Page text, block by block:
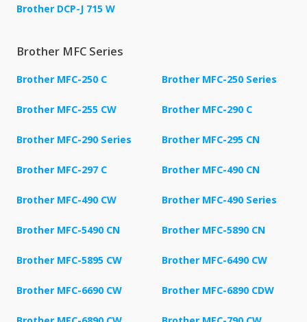
Brother DCP-J 715 W
Brother MFC Series
Brother MFC-250 C Brother MFC-250 Series
Brother MFC-255 CW Brother MFC-290 C
Brother MFC-290 Series Brother MFC-295 CN
Brother MFC-297 C Brother MFC-490 CN
Brother MFC-490 CW Brother MFC-490 Series
Brother MFC-5490 CN Brother MFC-5890 CN
Brother MFC-5895 CW Brother MFC-6490 CW
Brother MFC-6690 CW Brother MFC-6890 CDW